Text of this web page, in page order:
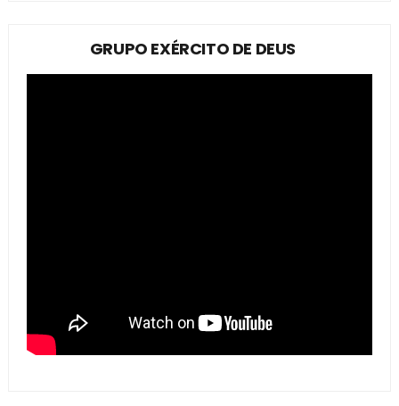
GRUPO EXÉRCITO DE DEUS